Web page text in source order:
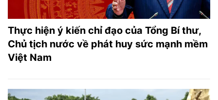
Thực hiện ý kiến chỉ đạo của Tổng Bí thư,
Chủ tịch nước về phát huy sức mạnh mềm
Việt Nam